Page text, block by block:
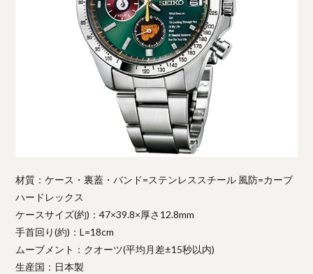
材質：ケース・裏蓋・バンド=ステンレススチール 風防=カーブ
ハードレックス
ケースサイズ(約)：47×39.8×厚さ12.8mm
手首回り(約)：L=18cm
ムーブメント：クオーツ(平均月差±15秒以内)
生産国：日本製